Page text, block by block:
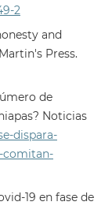
2
and
Press.
de
Noticias
dispara-
comitan-
19 en fase de